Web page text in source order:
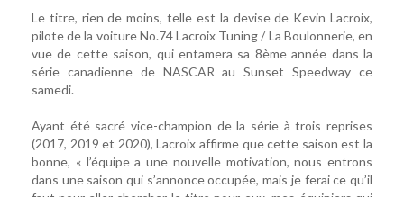
Le titre, rien de moins, telle est la devise de Kevin Lacroix,
pilote de la voiture No.74 Lacroix Tuning / La Boulonnerie, en
vue de cette saison, qui entamera sa 8ème année dans la
série canadienne de NASCAR au Sunset Speedway ce
samedi.
Ayant été sacré vice-champion de la série à trois reprises
(2017, 2019 et 2020), Lacroix affirme que cette saison est la
bonne, « l’équipe a une nouvelle motivation, nous entrons
dans une saison qui s’annonce occupée, mais je ferai ce qu’il